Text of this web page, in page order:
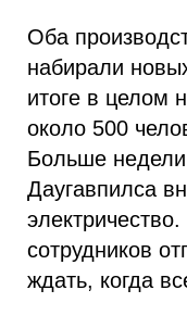
Оба
набирали
итоге в целом
около 500
Больше
Даугавпилса
сотрудников
ждать, когда